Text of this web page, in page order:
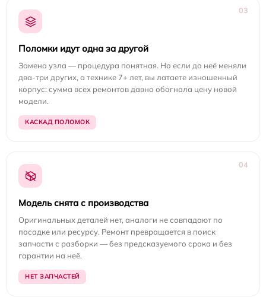
03
Поломки идут одна за другой
Замена узла — процедура понятная. Но если до неё меняли
два-три других, а технике 7+ лет, вы латаете изношенный
корпус: сумма всех ремонтов давно обогнала цену новой
модели.
КАСКАД ПОЛОМОК
04
Модель снята с производства
Оригинальных деталей нет, аналоги не совпадают по
посадке или ресурсу. Ремонт превращается в поиск
запчасти с разборки — без предсказуемого срока и без
гарантии на неё.
НЕТ ЗАПЧАСТЕЙ